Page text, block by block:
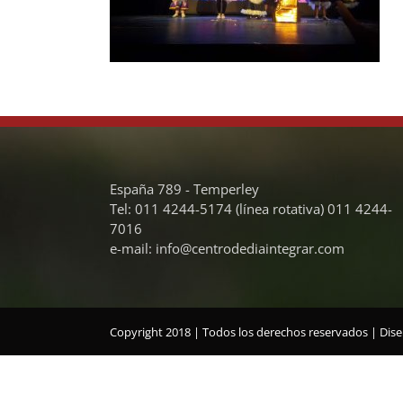
España 789 - Temperley
Tel: 011 4244-5174 (línea rotativa) 011 4244-
7016
e-mail: info@centrodediaintegrar.com
Copyright 2018 | Todos los derechos reservados |